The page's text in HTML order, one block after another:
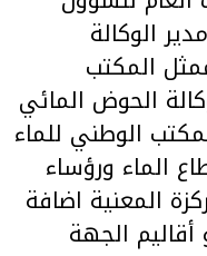
الوكالة
المكتب
الحوض المائي
الوطني للماء
الماء ورؤساء
المعنية اضافة
أقاليم الجهة